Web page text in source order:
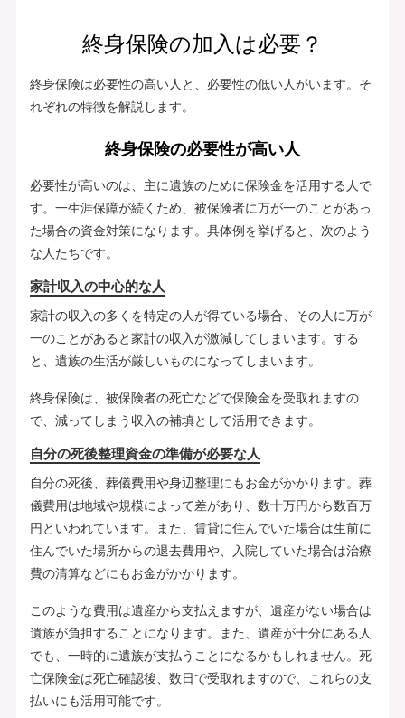
終身保険の加入は必要？
終身保険は必要性の高い人と、必要性の低い人がいます。そ
れぞれの特徴を解説します。
終身保険の必要性が高い人
必要性が高いのは、主に遺族のために保険金を活用する人で
す。一生涯保障が続くため、被保険者に万が一のことがあっ
た場合の資金対策になります。具体例を挙げると、次のよう
な人たちです。
家計収入の中心的な人
家計の収入の多くを特定の人が得ている場合、その人に万が
一のことがあると家計の収入が激減してしまいます。する
と、遺族の生活が厳しいものになってしまいます。
終身保険は、被保険者の死亡などで保険金を受取れますの
で、減ってしまう収入の補填として活用できます。
自分の死後整理資金の準備が必要な人
自分の死後、葬儀費用や身辺整理にもお金がかかります。葬
儀費用は地域や規模によって差があり、数十万円から数百万
円といわれています。また、賃貸に住んでいた場合は生前に
住んでいた場所からの退去費用や、入院していた場合は治療
費の清算などにもお金がかかります。
このような費用は遺産から支払えますが、遺産がない場合は
遺族が負担することになります。また、遺産が十分にある人
でも、一時的に遺族が支払うことになるかもしれません。死
亡保険金は死亡確認後、数日で受取れますので、これらの支
払いにも活用可能です。